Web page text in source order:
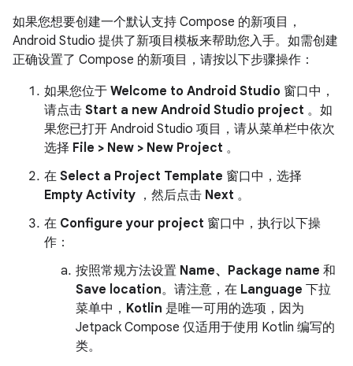
如果您想要创建一个默认支持 Compose 的新项目，
Android Studio 提供了新项目模板来帮助您入手。如需创建
正确设置了 Compose 的新项目，请按以下步骤操作：
如果您位于 Welcome to Android Studio 窗口中，
请点击 Start a new Android Studio project 。如
果您已打开 Android Studio 项目，请从菜单栏中依次
选择 File > New > New Project 。
在 Select a Project Template 窗口中，选择
Empty Activity ，然后点击 Next 。
在 Configure your project 窗口中，执行以下操
作：
按照常规方法设置 Name、Package name 和
Save location。请注意，在 Language 下拉
菜单中， Kotlin 是唯一可用的选项，因为
Jetpack Compose 仅适用于使用 Kotlin 编写的
类。